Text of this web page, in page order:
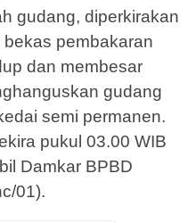
gudang, diperkirakan
pembakaran
dan membesar
gudang
semi permanen.
pukul 03.00 WIB
Damkar BPBD
01).